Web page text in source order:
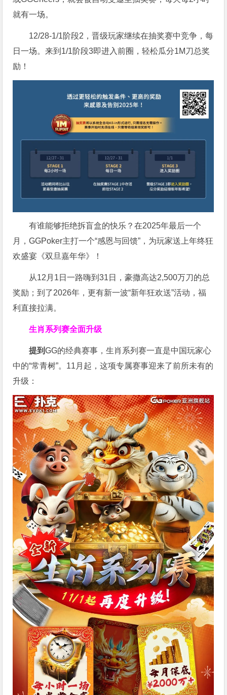
就有一场。
12/28-1/1阶段2，晋级玩家继续在抽奖赛中竞争，每
日一场。来到1/1阶段3即进入前圈，轻松瓜分1M刀总奖
励！
有谁能够拒绝拆盲盒的快乐？在2025年最后一个
月，GGPoker主打一个“感恩与回馈”，为玩家送上年终狂
欢盛宴《双旦嘉年华》！
从12月1日一路嗨到31日，豪撒高达2,500万刀的总
奖励；到了2026年，更有新一波“新年狂欢送”活动，福
利直接拉满。
生肖系列赛全面升级
提到GG的经典赛事，生肖系列赛一直是中国玩家心
中的“常青树”。11月起，这项专属赛事迎来了前所未有的
升级：